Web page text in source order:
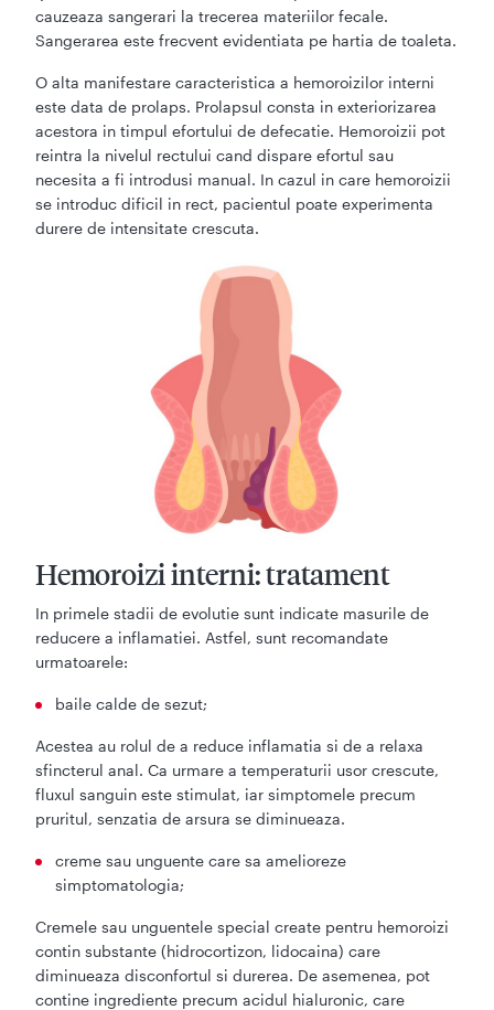
cauzeaza sangerari la trecerea materiilor fecale.
Sangerarea este frecvent evidentiata pe hartia de toaleta.
O alta manifestare caracteristica a hemoroizilor interni
este data de prolaps. Prolapsul consta in exteriorizarea
acestora in timpul efortului de defecatie. Hemoroizii pot
reintra la nivelul rectului cand dispare efortul sau
necesita a fi introdusi manual. In cazul in care hemoroizii
se introduc dificil in rect, pacientul poate experimenta
durere de intensitate crescuta.
Hemoroizi interni: tratament
In primele stadii de evolutie sunt indicate masurile de
reducere a inflamatiei. Astfel, sunt recomandate
urmatoarele:
baile calde de sezut;
Acestea au rolul de a reduce inflamatia si de a relaxa
sfincterul anal. Ca urmare a temperaturii usor crescute,
fluxul sanguin este stimulat, iar simptomele precum
pruritul, senzatia de arsura se diminueaza.
creme sau unguente care sa amelioreze
simptomatologia;
Cremele sau unguentele special create pentru hemoroizi
contin substante (hidrocortizon, lidocaina) care
diminueaza disconfortul si durerea. De asemenea, pot
contine ingrediente precum acidul hialuronic, care